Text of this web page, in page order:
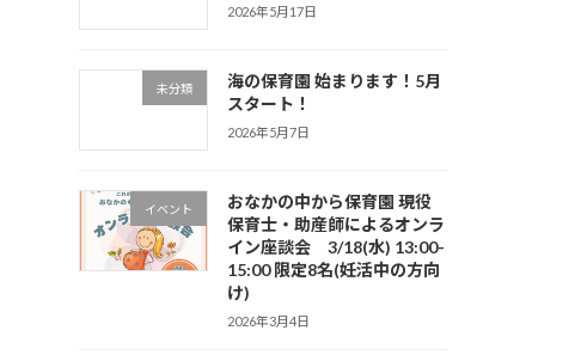
2026年5月17日
未分類
海の保育園 始まります！5月
スタート！
2026年5月7日
イベント
おなかの中から保育園 現役
保育士・助産師によるオンラ
イン座談会 3/18(水) 13:00-
15:00 限定8名(妊活中の方向
け)
2026年3月4日